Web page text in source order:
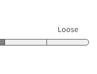
Loose